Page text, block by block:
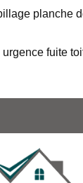
planche
fuite